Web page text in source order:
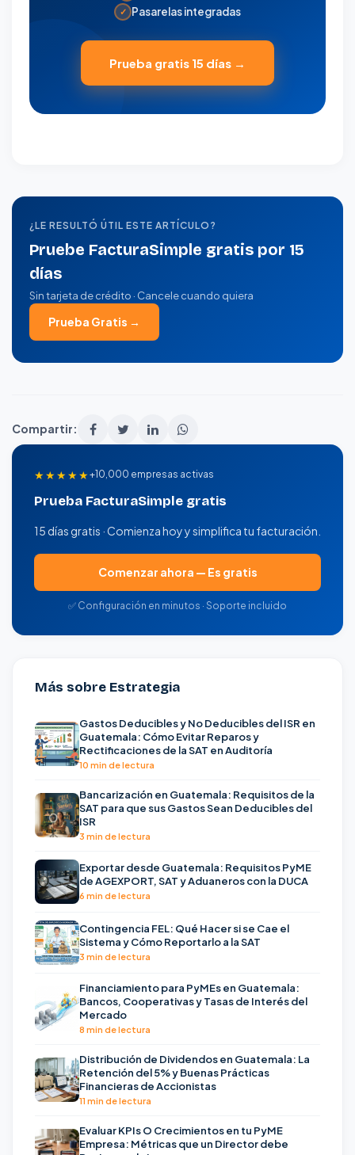
✓ Pasarelas integradas
Prueba gratis 15 días →
¿LE RESULTÓ ÚTIL ESTE ARTÍCULO?
Pruebe FacturaSimple gratis por 15
días
Sin tarjeta de crédito · Cancele cuando quiera
Prueba Gratis →
Compartir:
★★★★★+10,000 empresas activas
Prueba FacturaSimple gratis
15 días gratis · Comienza hoy y simplifica tu facturación.
Comenzar ahora — Es gratis
✅ Configuración en minutos · Soporte incluido
Más sobre Estrategia
Gastos Deducibles y No Deducibles del ISR en
Guatemala: Cómo Evitar Reparos y
Rectificaciones de la SAT en Auditoría
10 min de lectura
Bancarización en Guatemala: Requisitos de la
SAT para que sus Gastos Sean Deducibles del
ISR
3 min de lectura
Exportar desde Guatemala: Requisitos PyME
de AGEXPORT, SAT y Aduaneros con la DUCA
6 min de lectura
Contingencia FEL: Qué Hacer si se Cae el
Sistema y Cómo Reportarlo a la SAT
3 min de lectura
Financiamiento para PyMEs en Guatemala:
Bancos, Cooperativas y Tasas de Interés del
Mercado
8 min de lectura
Distribución de Dividendos en Guatemala: La
Retención del 5% y Buenas Prácticas
Financieras de Accionistas
11 min de lectura
Evaluar KPIs O Crecimientos en tu PyME
Empresa: Métricas que un Director debe